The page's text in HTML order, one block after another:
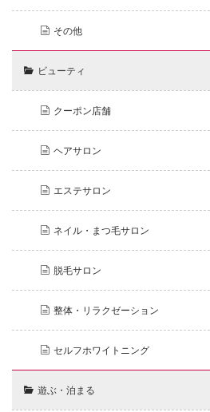
その他
ビューティ
クーポン店舗
ヘアサロン
エステサロン
ネイル・まつ毛サロン
脱毛サロン
整体・リラクゼーション
セルフホワイトニング
遊ぶ・泊まる